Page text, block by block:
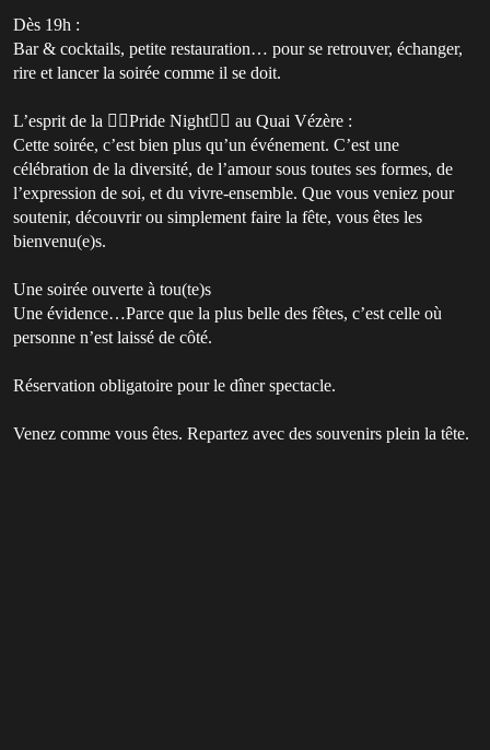
Dès 19h :
Bar & cocktails, petite restauration… pour se retrouver, échanger,
rire et lancer la soirée comme il se doit.
L’esprit de la 🏳️‍🌈Pride Night🏳️‍🌈 au Quai Vézère :
Cette soirée, c’est bien plus qu’un événement. C’est une
célébration de la diversité, de l’amour sous toutes ses formes, de
l’expression de soi, et du vivre-ensemble. Que vous veniez pour
soutenir, découvrir ou simplement faire la fête, vous êtes les
bienvenu(e)s.
Une soirée ouverte à tou(te)s
Une évidence…Parce que la plus belle des fêtes, c’est celle où
personne n’est laissé de côté.
Réservation obligatoire pour le dîner spectacle.
Venez comme vous êtes. Repartez avec des souvenirs plein la tête.